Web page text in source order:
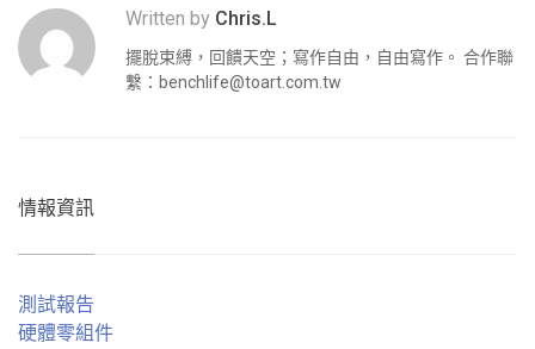
Written by Chris.L
擺脫束縛，回饋天空；寫作自由，自由寫作。 合作聯
繫： benchlife@toart.com.tw
情報資訊
測試報告
硬體零組件